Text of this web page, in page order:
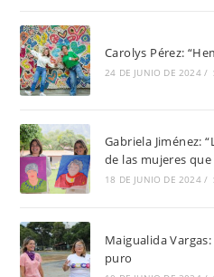
Carolys Pérez:
24 DE JUNIO DE 2024 /
Gabriela Jiménez:
de las mujeres que
18 DE JUNIO DE 2024 /
Maigualida
puro